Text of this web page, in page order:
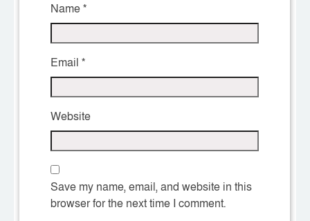
Name*
Email *
Website
Save my name, email, and website in this
browser for the next time I comment.